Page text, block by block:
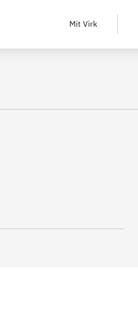
Mit Virk